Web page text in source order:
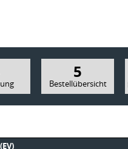
5
Bestellübersicht